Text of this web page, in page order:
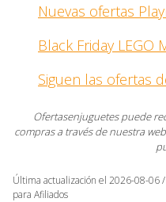
Nuevas ofertas
Black Friday LEGO
Siguen las ofertas
Ofertasenjuguetes puede
compras a través de nuestra
Última actualización el 2026-08-06
para Afiliados